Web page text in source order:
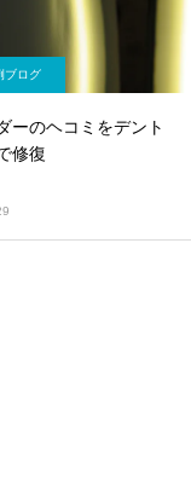
ブログ
ーのヘコミをデント
修復